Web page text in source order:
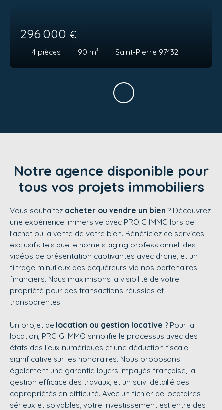
296 000 €
4 pièces 90 m² Saint-Pierre 97432
Notre agence disponible pour
tous vos projets immobiliers
Vous souhaitez acheter ou vendre un bien ? Découvrez
une expérience immersive avec PRO G IMMO lors de
l'achat ou la vente de votre bien. Bénéficiez de services
exclusifs tels que le home staging professionnel, des
vidéos de présentation captivantes avec drone, et un
filtrage minutieux des acquéreurs via nos partenaires
financiers. Nous maximisons la visibilité de votre
propriété pour des transactions réussies et
transparentes.
Un projet de location ou gestion locative ? Pour la
location, PRO G IMMO simplifie le processus avec des
états des lieux numériques et une déduction fiscale
significative sur les honoraires. Nous proposons
également une garantie loyers impayés française, la
gestion efficace des travaux, et un suivi détaillé des
copropriétés en difficulté. Avec un fichier de locataires
sérieux et solvables, votre investissement est entre des